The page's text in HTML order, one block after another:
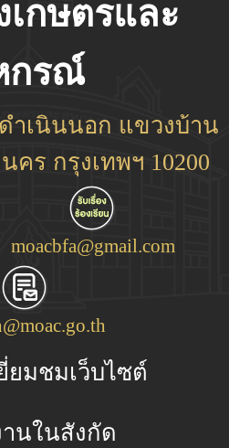
เกษตรและ
กรณ์
ำเนินนอก แขวงบ้าน
ร กรุงเทพฯ 10200
moacbfa@gmail.com
ยมชมเว็บไซต์
นในสังกัด